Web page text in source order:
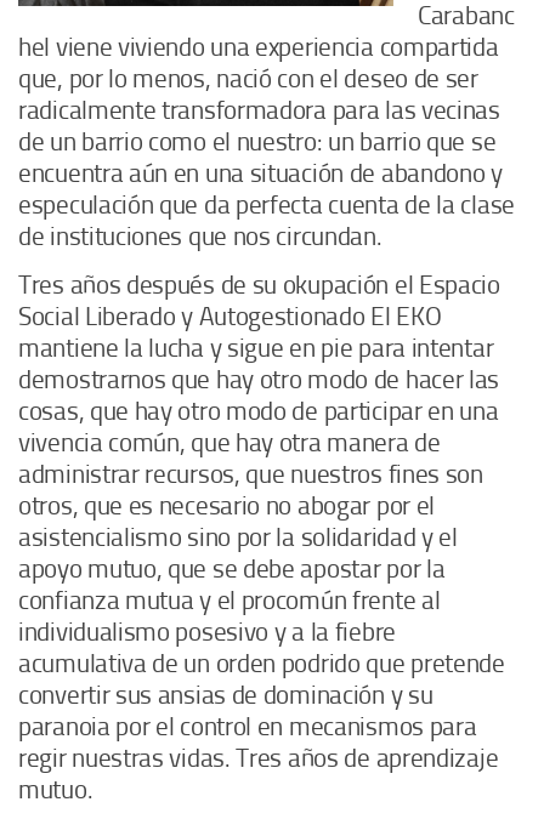
Carabanc
hel viene viviendo una experiencia compartida
que, por lo menos, nació con el deseo de ser
radicalmente transformadora para las vecinas
de un barrio como el nuestro: un barrio que se
encuentra aún en una situación de abandono y
especulación que da perfecta cuenta de la clase
de instituciones que nos circundan.
Tres años después de su okupación el Espacio
Social Liberado y Autogestionado El EKO
mantiene la lucha y sigue en pie para intentar
demostrarnos que hay otro modo de hacer las
cosas, que hay otro modo de participar en una
vivencia común, que hay otra manera de
administrar recursos, que nuestros fines son
otros, que es necesario no abogar por el
asistencialismo sino por la solidaridad y el
apoyo mutuo, que se debe apostar por la
confianza mutua y el procomún frente al
individualismo posesivo y a la fiebre
acumulativa de un orden podrido que pretende
convertir sus ansias de dominación y su
paranoia por el control en mecanismos para
regir nuestras vidas. Tres años de aprendizaje
mutuo.